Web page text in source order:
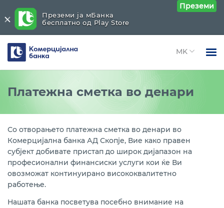
Open
За нас
Блог
Close submenu (Платежни услуги)
Платежна сметка во денари
Платежни услуги со странство
Платежна сметка во девизи
Девизен пазар
Комерцијална
банка
Платежна сметка во денари
Со отворањето платежна сметка во денари во
Комерцијална банка АД Скопје, Вие како правен
субјект добивате пристап до широк дијапазон на
професионални финансиски услуги кои ќе Ви
овозможат континуирано висококвалитетно
работење.
Нашата банка посветува посебно внимание на
Преземи ја мБанка
бесплатно од Play Store
Преземи